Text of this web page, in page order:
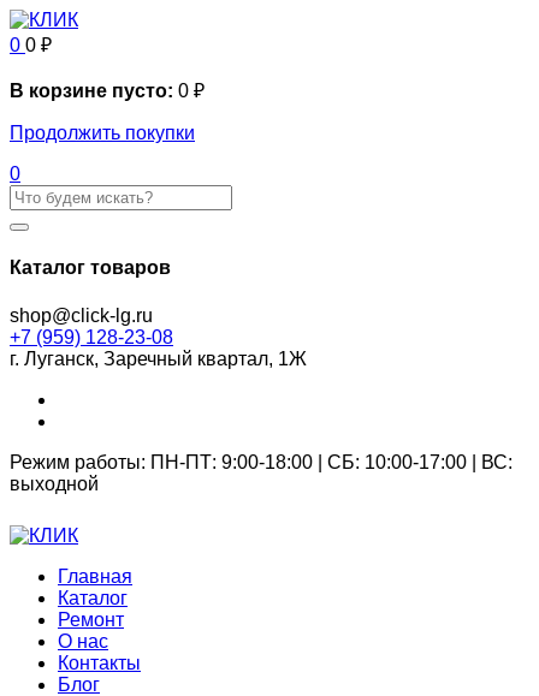
0 0 ₽
В корзине пусто: 0 ₽
Продолжить покупки
0
Каталог товаров
shop@click-lg.ru
+7 (959) 128-23-08
г. Луганск, Заречный квартал, 1Ж
Режим работы: ПН-ПТ: 9:00-18:00 | СБ: 10:00-17:00 | ВС:
выходной
Главная
Каталог
Ремонт
О нас
Контакты
Блог